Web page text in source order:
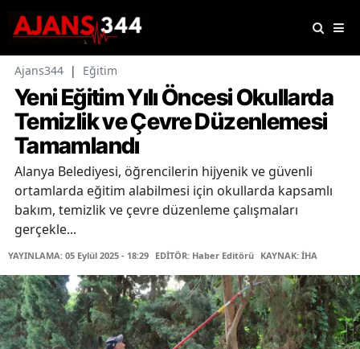
Ajans344 | Eğitim
Yeni Eğitim Yılı Öncesi Okullarda
Temizlik ve Çevre Düzenlemesi
Tamamlandı
Alanya Belediyesi, öğrencilerin hijyenik ve güvenli
ortamlarda eğitim alabilmesi için okullarda kapsamlı
bakım, temizlik ve çevre düzenleme çalışmaları
gerçekle...
YAYINLAMA: 05 Eylül 2025 - 18:29 EDİTÖR: Haber Editörü KAYNAK: İHA